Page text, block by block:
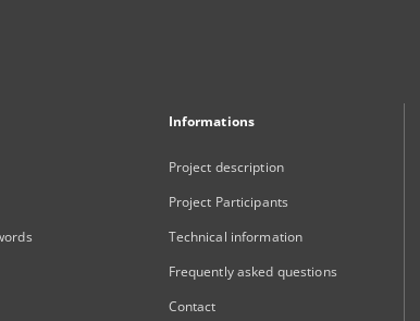
Informations
Project description
Project Participants
Technical information
Frequently asked questions
Contact